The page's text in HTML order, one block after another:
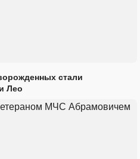
стали
Лео